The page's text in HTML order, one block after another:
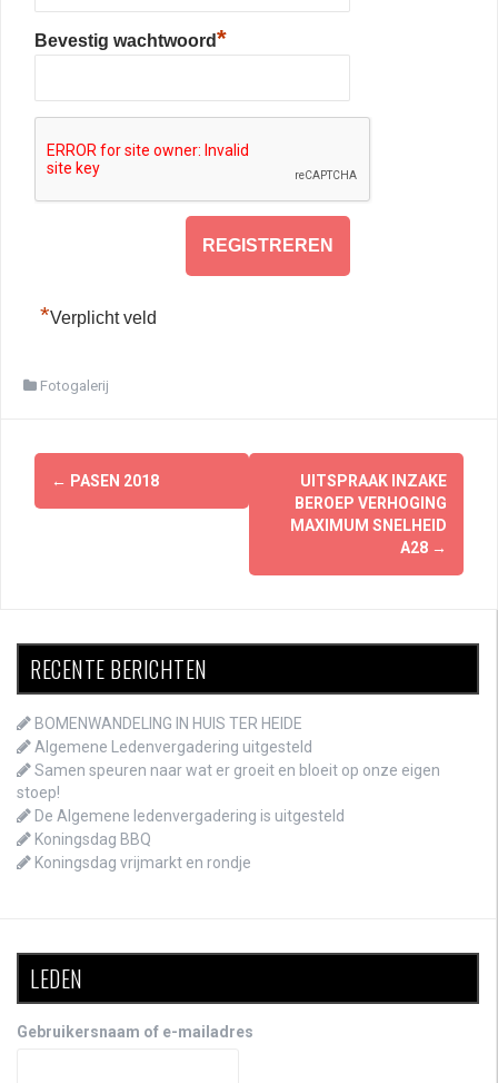
Bevestig wachtwoord*
*Verplicht veld
Fotogalerij
Berichtnavigatie
← PASEN 2018
UITSPRAAK INZAKE
BEROEP VERHOGING
MAXIMUM SNELHEID
A28 →
RECENTE BERICHTEN
BOMENWANDELING IN HUIS TER HEIDE
Algemene Ledenvergadering uitgesteld
Samen speuren naar wat er groeit en bloeit op onze eigen
stoep!
De Algemene ledenvergadering is uitgesteld
Koningsdag BBQ
Koningsdag vrijmarkt en rondje
LEDEN
Gebruikersnaam of e-mailadres